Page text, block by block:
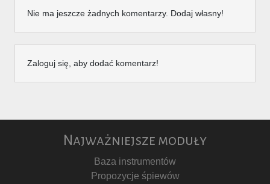
Nie ma jeszcze żadnych komentarzy. Dodaj własny!
Zaloguj się, aby dodać komentarz!
Najważniejsze moduły
Baza instrumentów
Propozycje śpiewów